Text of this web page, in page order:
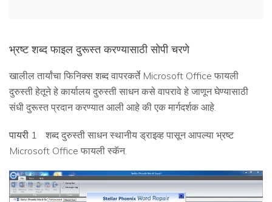
भ्रष्ट शब्द फाइल दुरूस्त करण्यासाठी सोपी चरणे
खालील तार्यांचा फिनिक्स शब्द वापरकर्ते Microsoft Office फायली
दुरुस्ती हेतूने हे कार्यालय दुरुस्ती साधन कसे वापरावे हे जाणून घेण्यासाठी
संधी दुरूस्त प्रदान करण्यात आली आहे की एक मार्गदर्शक आहे.
पायरी 1
शब्द दुरुस्ती साधन स्थानीय ड्राइव्ह पासून आपल्या भ्रष्ट
Microsoft Office फायली स्कॅन.